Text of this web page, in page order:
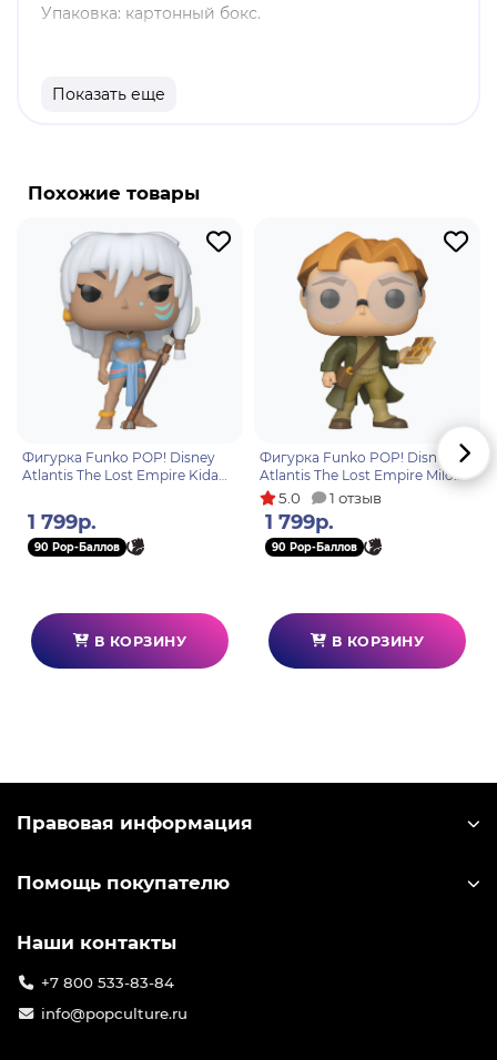
Упаковка: картонный бокс.
Материал: винил.
Разработчик/Издатель: Funko.
путешествие, чтобы отомстить за свою сестру,
убитую демоном. Он путешествует по миру,
используя свой устрашающий боевой клич и
невероятную силу.
Показать еще
Похожие товары
Фигурка Funko POP! Disney
Atlantis The Lost Empire Kida
1 799р.
90 Pop-Баллов
В КОРЗИНУ
Фигурка Funko POP! Disney
Atlantis The Lost Empire Milo
(1661) 86289
5.0 1 отзыв
1 799р.
90 Pop-Баллов
В КОРЗИНУ
Правовая информация
Помощь покупателю
Наши контакты
+7 800 533-83-84
info@popculture.ru